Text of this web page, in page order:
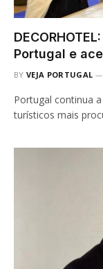
Portugal e
BY VEJA PORTUGAL
Portugal continua
turísticos mais